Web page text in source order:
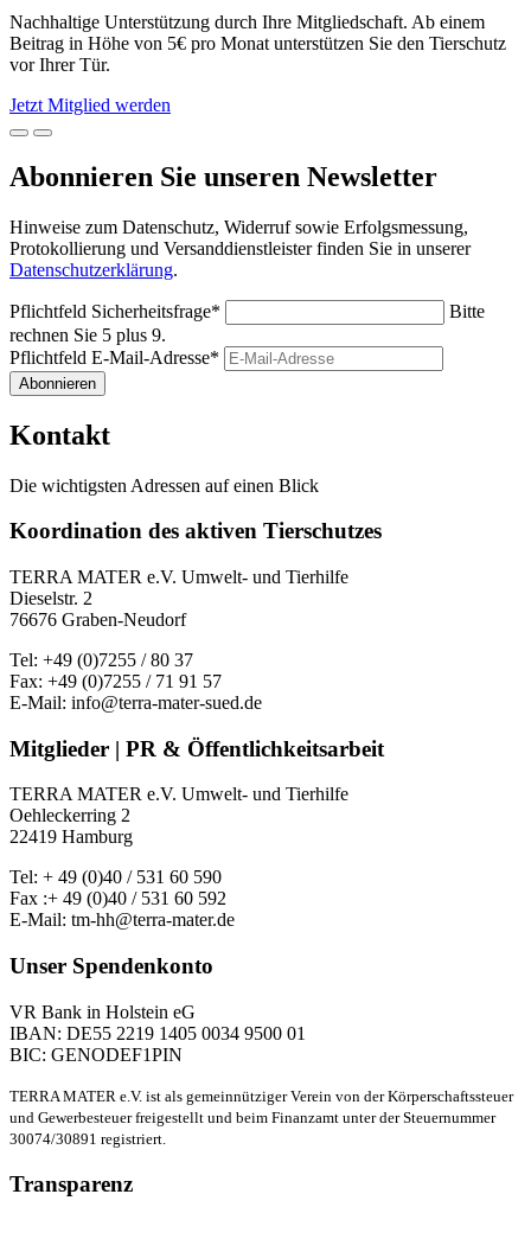
Nachhaltige Unterstützung durch Ihre Mitgliedschaft. Ab einem
Beitrag in Höhe von 5€ pro Monat unterstützen Sie den Tierschutz
vor Ihrer Tür.
Jetzt Mitglied werden
Abonnieren Sie unseren Newsletter
Hinweise zum Datenschutz, Widerruf sowie Erfolgsmessung,
Protokollierung und Versanddienstleister finden Sie in unserer
Datenschutzerklärung.
Pflichtfeld Sicherheitsfrage*
Bitte
rechnen Sie 5 plus 9.
Pflichtfeld E-Mail-Adresse*
Abonnieren
Kontakt
Die wichtigsten Adressen auf einen Blick
Koordination des aktiven Tierschutzes
TERRA MATER e.V. Umwelt- und Tierhilfe
Dieselstr. 2
76676 Graben-Neudorf
Tel: +49 (0)7255 / 80 37
Fax: +49 (0)7255 / 71 91 57
E-Mail: info@terra-mater-sued.de
Mitglieder | PR & Öffentlichkeitsarbeit
TERRA MATER e.V. Umwelt- und Tierhilfe
Oehleckerring 2
22419 Hamburg
Tel: + 49 (0)40 / 531 60 590
Fax :+ 49 (0)40 / 531 60 592
E-Mail: tm-hh@terra-mater.de
Unser Spendenkonto
VR Bank in Holstein eG
IBAN: DE55 2219 1405 0034 9500 01
BIC: GENODEF1PIN
TERRA MATER e.V. ist als gemeinnütziger Verein von der Körperschaftssteuer
und Gewerbesteuer freigestellt und beim Finanzamt unter der Steuernummer
30074/30891 registriert.
Transparenz